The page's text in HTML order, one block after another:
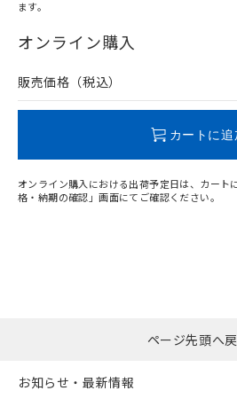
在庫等で未対応品が混在する可能性
問い合わせください。
ます。
オンライン購入
販売価格（税込）
カートに追
オンライン購入における出荷予定日は、カート
格・納期の確認」画面にてご確認ください。
ページ先頭へ
お知らせ・最新情報